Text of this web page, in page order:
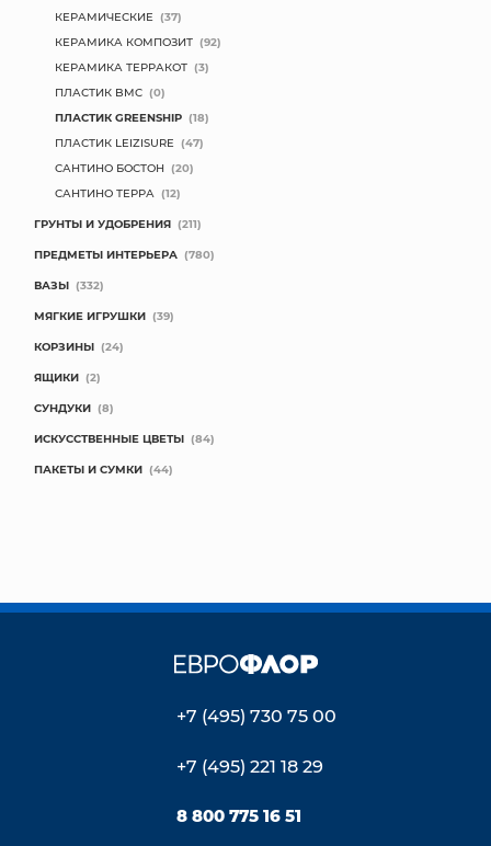
КЕРАМИЧЕСКИЕ (37)
КЕРАМИКА КОМПОЗИТ (92)
КЕРАМИКА ТЕРРАКОТ (3)
ПЛАСТИК BMC (0)
ПЛАСТИК GREENSHIP (18)
ПЛАСТИК LEIZISURE (47)
САНТИНО БОСТОН (20)
САНТИНО ТЕРРА (12)
ГРУНТЫ И УДОБРЕНИЯ (211)
ПРЕДМЕТЫ ИНТЕРЬЕРА (780)
ВАЗЫ (332)
МЯГКИЕ ИГРУШКИ (39)
КОРЗИНЫ (24)
ЯЩИКИ (2)
СУНДУКИ (8)
ИСКУССТВЕННЫЕ ЦВЕТЫ (84)
ПАКЕТЫ И СУМКИ (44)
+7 (495) 730 75 00
+7 (495) 221 18 29
8 800 775 16 51